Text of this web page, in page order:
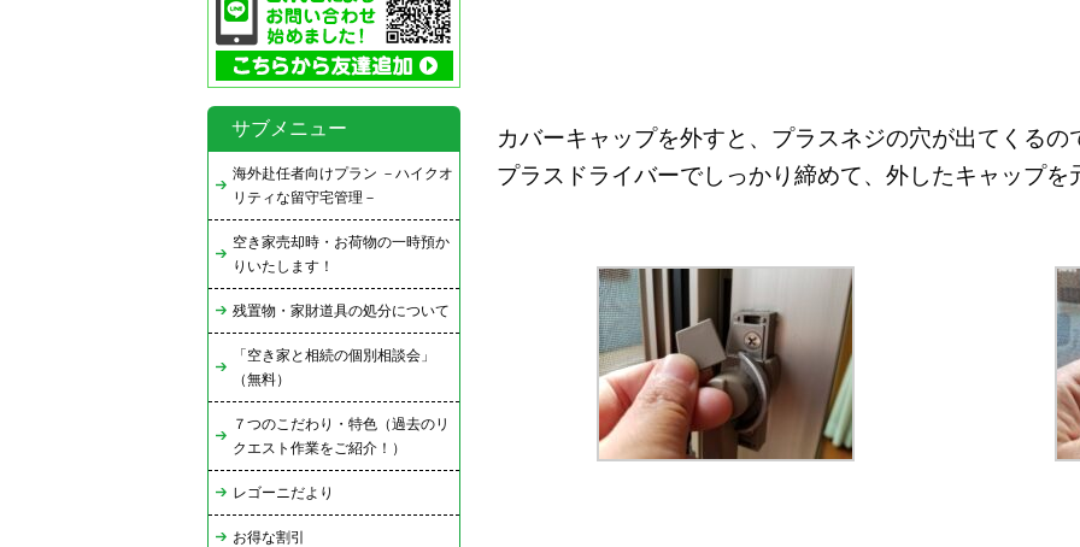
カバーキャップを外すと、プラスネジの穴が出てくるの
プラスドライバーでしっかり締めて、外したキャップを
サブメニュー
海外赴任者向けプラン －ハイクオ
リティな留守宅管理－
空き家売却時・お荷物の一時預か
りいたします！
残置物・家財道具の処分について
「空き家と相続の個別相談会」
（無料）
７つのこだわり・特色（過去のリ
クエスト作業をご紹介！）
レゴーニだより
お得な割引